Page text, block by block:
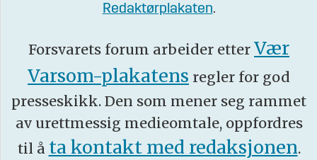
Redaktørplakaten.
Forsvarets forum arbeider etter Vær
Varsom-plakatens regler for god
presseskikk. Den som mener seg rammet
av urettmessig medieomtale, oppfordres
til å ta kontakt med redaksjonen.